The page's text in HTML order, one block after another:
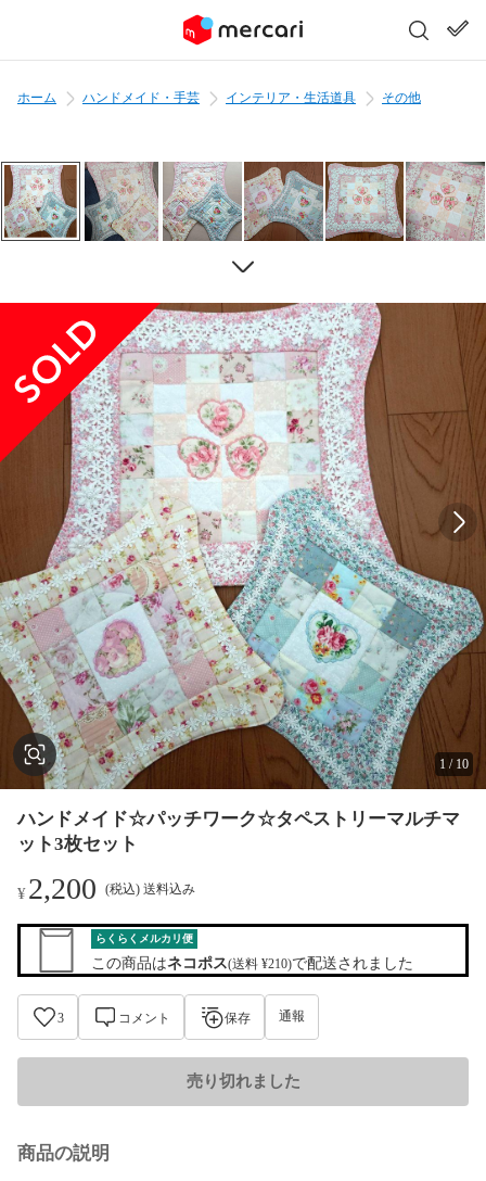
ホーム ハンドメイド・手芸 インテリア・生活道具 その他
1 / 10
ハンドメイド☆パッチワーク☆タペストリーマルチマ
ット3枚セット
¥2,200 (税込) 送料込み
らくらくメルカリ便
この商品はネコポス(送料 ¥210)で配送されました
3 コメント 保存 通報
売り切れました
商品の説明